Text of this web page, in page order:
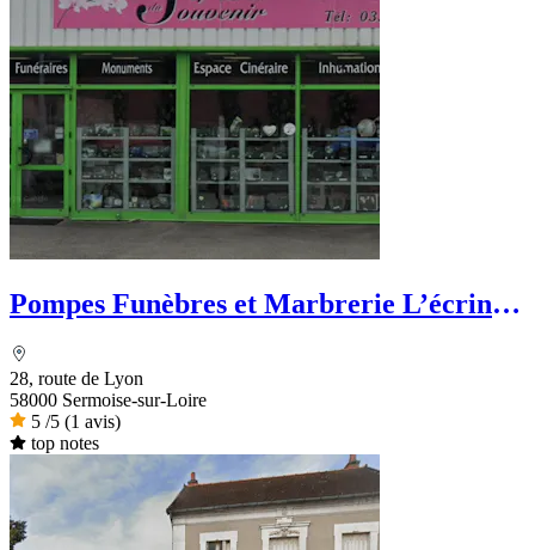
Pompes Funèbres et Marbrerie L’écrin
28, route de Lyon
58000 Sermoise-sur-Loire
5 /5 (1 avis)
top notes